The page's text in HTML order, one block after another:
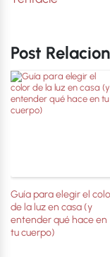
Post
Guía para elegir el
de la luz en casa (y
entender qué hace en
tu cuerpo)